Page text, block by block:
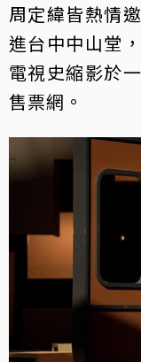
周定緯皆熱情
進台中中山堂
電視史縮影於
售票網。